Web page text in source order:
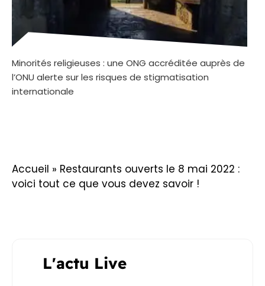
Minorités religieuses : une ONG accréditée auprès de
l’ONU alerte sur les risques de stigmatisation
internationale
Accueil » Restaurants ouverts le 8 mai 2022 :
voici tout ce que vous devez savoir !
L'actu Live